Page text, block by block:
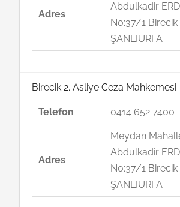
Adres
Abdulkadir
No:37/1
ŞANLIURFA
Birecik 2. Asliye Ceza Mahkemesi
Telefon 0414 652 7400
Adres
Meydan
Abdulkadir
No:37/1
ŞANLIURFA